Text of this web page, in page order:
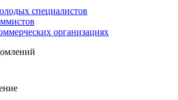
специалистов
организациях